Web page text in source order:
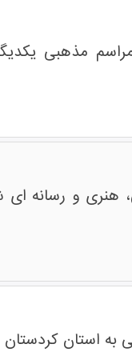
مذهبی
به استان